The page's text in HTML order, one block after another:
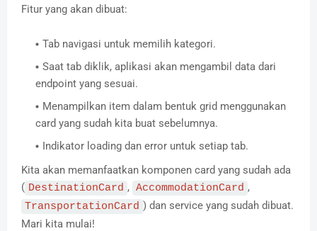
Fitur yang akan dibuat:
Tab navigasi untuk memilih kategori.
Saat tab diklik, aplikasi akan mengambil data dari
endpoint yang sesuai.
Menampilkan item dalam bentuk grid menggunakan
card yang sudah kita buat sebelumnya.
Indikator loading dan error untuk setiap tab.
Kita akan memanfaatkan komponen card yang sudah ada
( DestinationCard , AccommodationCard ,
TransportationCard ) dan service yang sudah dibuat.
Mari kita mulai!